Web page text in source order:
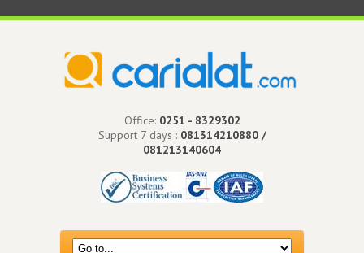
Office: 0251 - 8329302
Support 7 days : 081314210880 /
081213140604